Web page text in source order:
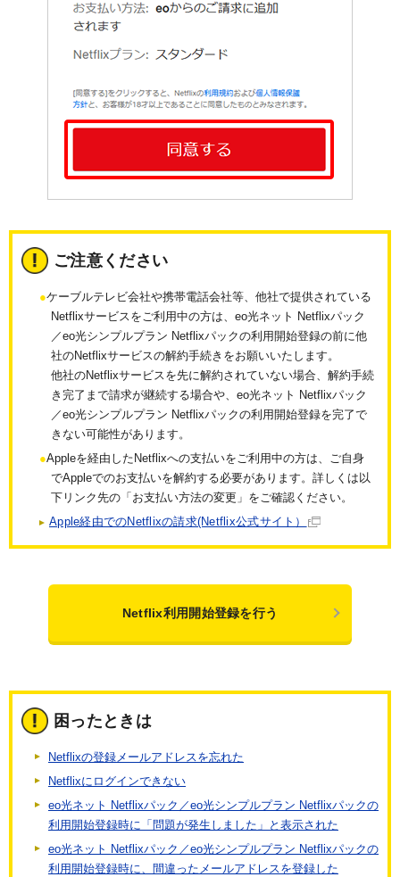
ご注意ください
ケーブルテレビ会社や携帯電話会社等、他社で提供されている
Netflixサービスをご利用中の方は、eo光ネット Netflixパック
／eo光シンプルプラン Netflixパックの利用開始登録の前に他
社のNetflixサービスの解約手続きをお願いいたします。
他社のNetflixサービスを先に解約されていない場合、解約手続
き完了まで請求が継続する場合や、eo光ネット Netflixパック
／eo光シンプルプラン Netflixパックの利用開始登録を完了で
きない可能性があります。
Appleを経由したNetflixへの支払いをご利用中の方は、ご自身
でAppleでのお支払いを解約する必要があります。詳しくは以
下リンク先の「お支払い方法の変更」をご確認ください。
Apple経由でのNetflixの請求(Netflix公式サイト）
Netflix利用開始登録を行う
困ったときは
Netflixの登録メールアドレスを忘れた
Netflixにログインできない
eo光ネット Netflixパック／eo光シンプルプラン Netflixパックの
利用開始登録時に「問題が発生しました」と表示された
eo光ネット Netflixパック／eo光シンプルプラン Netflixパックの
利用開始登録時に、間違ったメールアドレスを登録した